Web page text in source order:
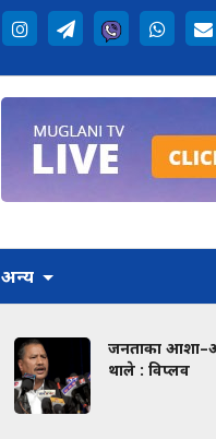
अन्य
जनताका
थाले : विप्लव